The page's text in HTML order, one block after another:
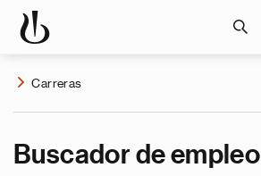
Carreras
Buscador de empleo